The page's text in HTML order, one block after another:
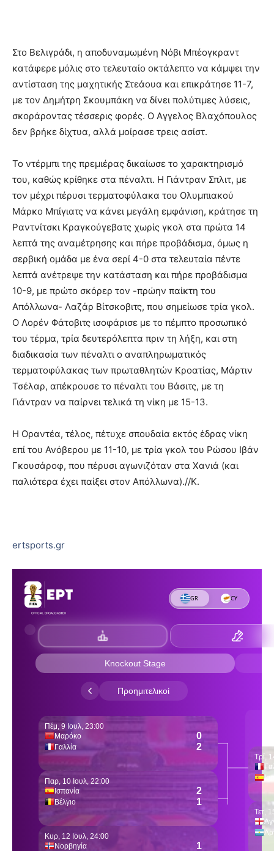
Στο Βελιγράδι, η αποδυναμωμένη Νόβι Μπέογκραντ
κατάφερε μόλις στο τελευταίο οκτάλεπτο να κάμψει την
αντίσταση της μαχητικής Στεάουα και επικράτησε 11-7,
με τον Δημήτρη Σκουμπάκη να δίνει πολύτιμες λύσεις,
σκοράροντας τέσσερις φορές. Ο Αγγελος Βλαχόπουλος
δεν βρήκε δίχτυα, αλλά μοίρασε τρεις ασίστ.
Το ντέρμπι της πρεμιέρας δικαίωσε το χαρακτηρισμό
του, καθώς κρίθηκε στα πέναλτι. Η Γιάντραν Σπλιτ, με
τον μέχρι πέρυσι τερματοφύλακα του Ολυμπιακού
Μάρκο Μπίγιατς να κάνει μεγάλη εμφάνιση, κράτησε τη
Ραντνίτσκι Κραγκούγεβατς χωρίς γκολ στα πρώτα 14
λεπτά της αναμέτρησης και πήρε προβάδισμα, όμως η
σερβική ομάδα με ένα σερί 4-0 στα τελευταία πέντε
λεπτά ανέτρεψε την κατάσταση και πήρε προβάδισμα
10-9, με πρώτο σκόρερ τον -πρώην παίκτη του
Απόλλωνα- Λαζάρ Βίτσκοβιτς, που σημείωσε τρία γκολ.
Ο Λορέν Φάτοβιτς ισοφάρισε με το πέμπτο προσωπικό
του τέρμα, τρία δευτερόλεπτα πριν τη λήξη, και στη
διαδικασία των πέναλτι ο αναπληρωματικός
τερματοφύλακας των πρωταθλητών Κροατίας, Μάρτιν
Τσέλαρ, απέκρουσε το πέναλτι του Βάσιτς, με τη
Γιάντραν να παίρνει τελικά τη νίκη με 15-13.
Η Οραντέα, τέλος, πέτυχε σπουδαία εκτός έδρας νίκη
επί του Ανόβερου με 11-10, με τρία γκολ του Ρώσου Ιβάν
Γκουσάροφ, που πέρυσι αγωνιζόταν στα Χανιά (και
παλιότερα έχει παίξει στον Απόλλωνα).//Κ.
ertsports.gr